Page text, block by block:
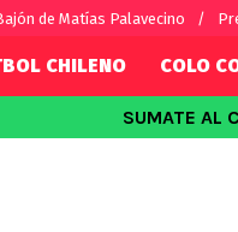
de Matías Palavecino
CHILENO COLO
SUMATE AL